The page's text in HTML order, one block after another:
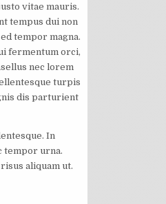
vitae mauris.
tempus dui non
tempor magna.
fermentum orci,
nec lorem
turpis
dis parturient
In
tempor urna.
aliquam ut.